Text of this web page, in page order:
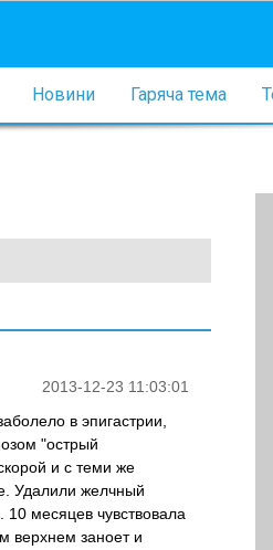
Новини Гаряча тема
2013-12-23 11:03:01
в эпигастрии,
"острый
и с теми же
Удалили желчный
месяцев чувствовала
верхнем заноет и